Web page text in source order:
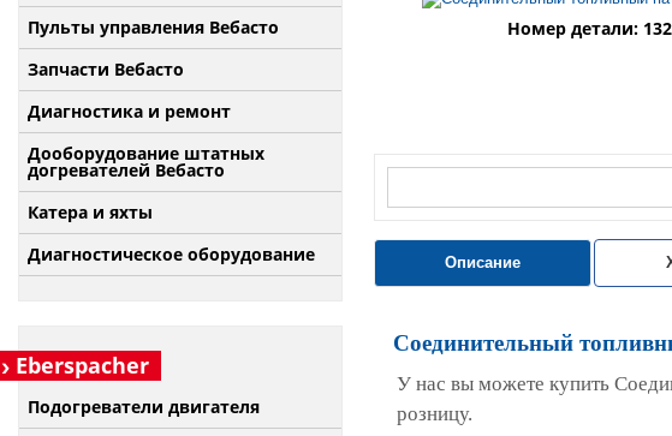
Пульты управления Вебасто
Запчасти Вебасто
Диагностика и ремонт
Дооборудование штатных
догревателей Вебасто
Катера и яхты
Диагностическое оборудование
Eberspacher
Подогреватели двигателя
Номер детали:
Описание
Cоединительный
У нас вы можете купить
розницу.